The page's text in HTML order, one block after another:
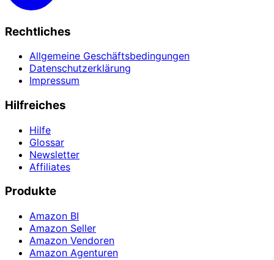
Rechtliches
Allgemeine Geschäftsbedingungen
Datenschutzerklärung
Impressum
Hilfreiches
Hilfe
Glossar
Newsletter
Affiliates
Produkte
Amazon BI
Amazon Seller
Amazon Vendoren
Amazon Agenturen